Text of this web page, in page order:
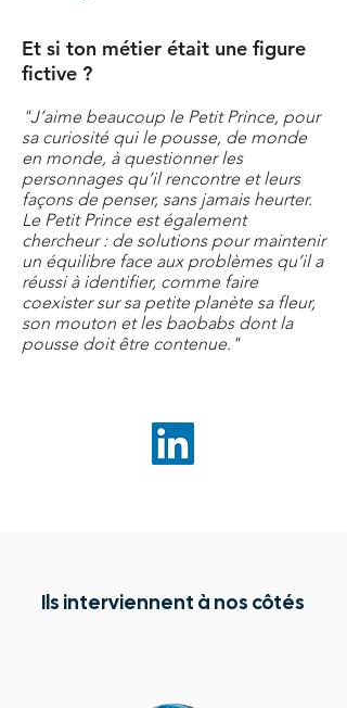
Et si ton métier était une figure
fictive ?​
"J’aime beaucoup le Petit Prince, pour
sa curiosité qui le pousse, de monde
en monde, à questionner les
personnages qu’il rencontre et leurs
façons de penser, sans jamais heurter.
Le Petit Prince est également
chercheur : de solutions pour maintenir
un équilibre face aux problèmes qu’il a
réussi à identifier, comme faire
coexister sur sa petite planète sa fleur,
son mouton et les baobabs dont la
pousse doit être contenue."
Ils interviennent à nos côtés